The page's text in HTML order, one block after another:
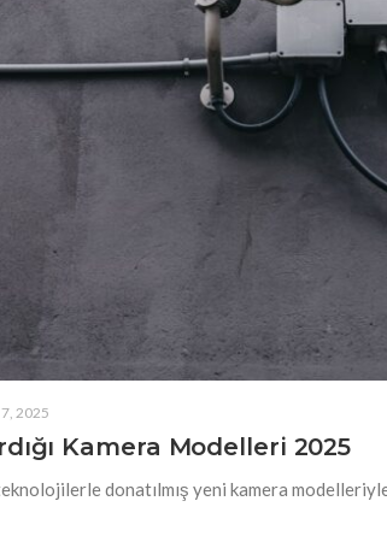
2025
Kamera Modelleri 2025
donatılmış yeni kamera